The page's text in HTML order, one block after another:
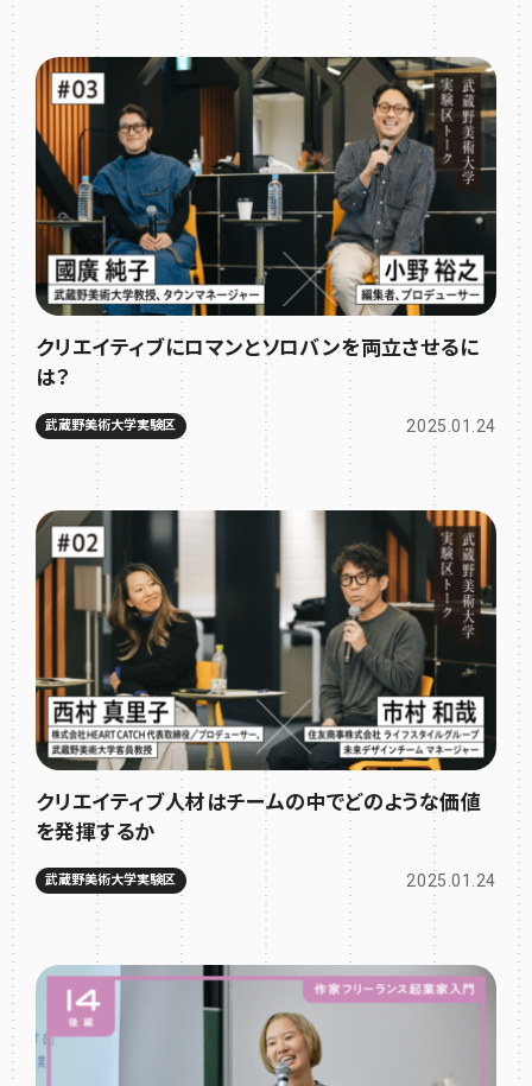
クリエイティブにロマンとソロバンを両立させるに
は？
武蔵野美術大学実験区 2025.01.24
クリエイティブ人材はチームの中でどのような価値
を発揮するか
武蔵野美術大学実験区 2025.01.24